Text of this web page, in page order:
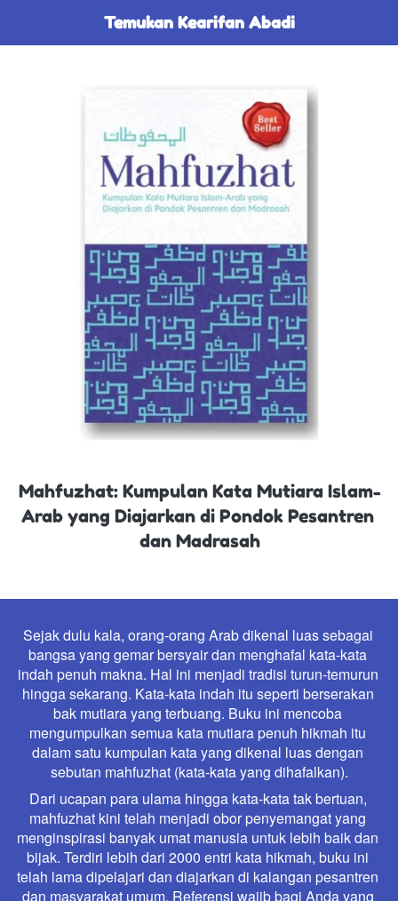
Temukan Kearifan Abadi
Mahfuzhat: Kumpulan Kata Mutiara Islam-
Arab yang Diajarkan di Pondok Pesantren
dan Madrasah
Sejak dulu kala, orang-orang Arab dikenal luas sebagai
bangsa yang gemar bersyair dan menghafal kata-kata
indah penuh makna. Hal ini menjadi tradisi turun-temurun
hingga sekarang. Kata-kata indah itu seperti berserakan
bak mutiara yang terbuang. Buku ini mencoba
mengumpulkan semua kata mutiara penuh hikmah itu
dalam satu kumpulan kata yang dikenal luas dengan
sebutan mahfuzhat (kata-kata yang dihafalkan).
Dari ucapan para ulama hingga kata-kata tak bertuan,
mahfuzhat kini telah menjadi obor penyemangat yang
menginspirasi banyak umat manusia untuk lebih baik dan
bijak. Terdiri lebih dari 2000 entri kata hikmah, buku ini
telah lama dipelajari dan diajarkan di kalangan pesantren
dan masyarakat umum. Referensi wajib bagi Anda yang